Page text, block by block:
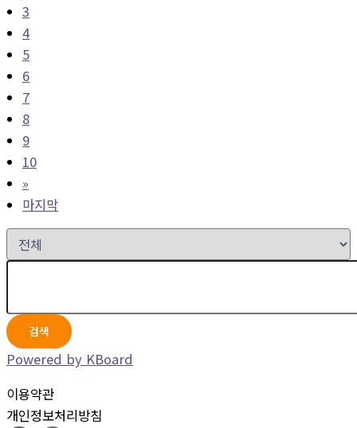
3
4
5
6
7
8
9
10
»
마지막
검색
Powered by KBoard
이용약관
개인정보처리방침